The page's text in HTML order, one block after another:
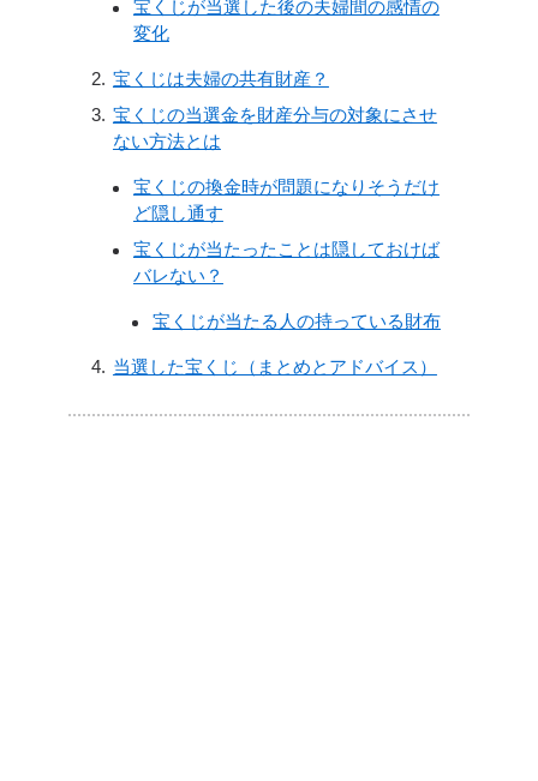
宝くじが当選した後の夫婦間の感情の
変化
宝くじは夫婦の共有財産？
宝くじの当選金を財産分与の対象にさせ
ない方法とは
宝くじの換金時が問題になりそうだけ
ど隠し通す
宝くじが当たったことは隠しておけば
バレない？
宝くじが当たる人の持っている財布
当選した宝くじ（まとめとアドバイス）